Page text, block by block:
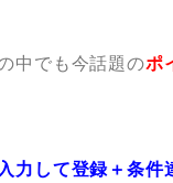
中でも今話題のポ
力して登録＋条件